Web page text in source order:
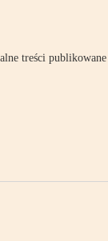
treści publikowane